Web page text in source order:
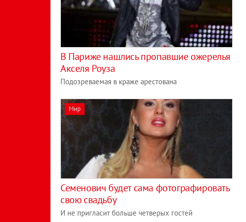
В Париже нашлись пропавшие ожерелья
Акселя Роуза
Подозреваемая в краже арестована
Мир
Семенович будет сама фотографировать
свою свадьбу
И не пригласит больше четверых гостей